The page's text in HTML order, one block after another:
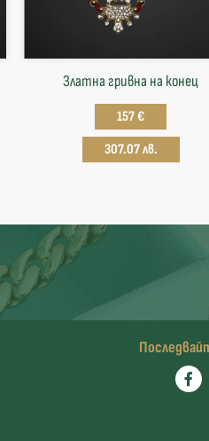
Златна гривна на конец
157 €
307.07 лв.